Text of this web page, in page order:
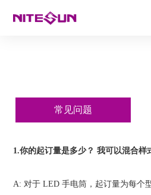
常见问题
1.你的起订量是多少？ 我可以混合样
A:对于 LED手电筒，起订量为每个